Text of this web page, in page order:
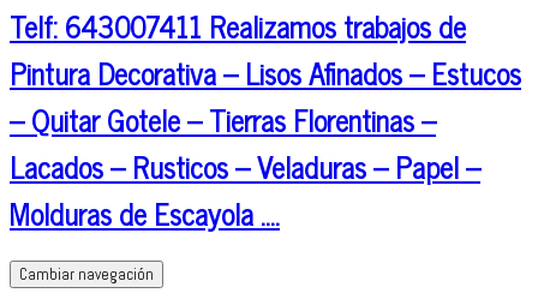
Telf: 643007411 Realizamos trabajos de
Pintura Decorativa – Lisos Afinados – Estucos
– Quitar Gotele – Tierras Florentinas –
Lacados – Rusticos – Veladuras – Papel –
Molduras de Escayola ….
Cambiar navegación